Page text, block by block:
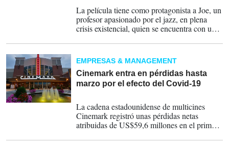
La película tiene como protagonista a Joe, un
profesor apasionado por el jazz, en plena
crisis existencial, quien se encuentra con un
fantástico.
EMPRESAS & MANAGEMENT
Cinemark entra en pérdidas hasta
marzo por el efecto del Covid-19
La cadena estadounidense de multicines
Cinemark registró unas pérdidas netas
atribuidas de US$59,6 millones en el primer